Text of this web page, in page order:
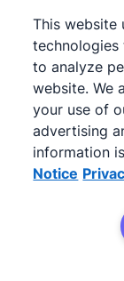
Pipedrive
Om
Priser
Jobber
Blogg
This website
technologies
to analyze
website. We
your use of
advertising
information
Notice